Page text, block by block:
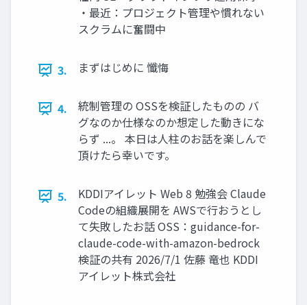
・最近：プロジェクト管理や慣れない
スクラムに奮闘中
3. まずはじめに 懺悔
4.
統制管理の OSSを検証したものの バ
グなのか仕様なのか想定した動きにな
らず ...。 本日は人柱のお話を楽しんで
頂けたら幸いです。
5.
KDDIアイレット Web 8 勉強会 Claude
Codeの組織展開を AWSで行おうとし
て失敗したお話 OSS：guidance-for-
claude-code-with-amazon-bedrock
検証の共有 2026/7/1 佐藤 竜也 KDDI
アイレット株式会社